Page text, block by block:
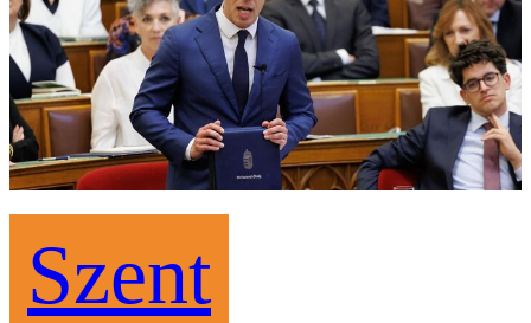
Szent